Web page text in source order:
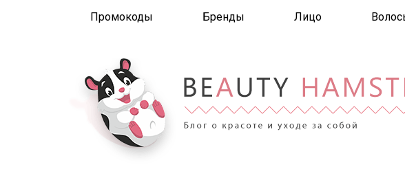
Промокоды Бренды Лицо